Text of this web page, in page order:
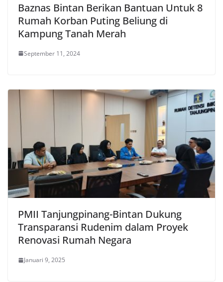
Baznas Bintan Berikan Bantuan Untuk 8
Rumah Korban Puting Beliung di
Kampung Tanah Merah
September 11, 2024
PMII Tanjungpinang-Bintan Dukung
Transparansi Rudenim dalam Proyek
Renovasi Rumah Negara
Januari 9, 2025